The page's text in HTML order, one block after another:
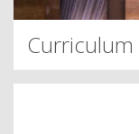
Curriculum